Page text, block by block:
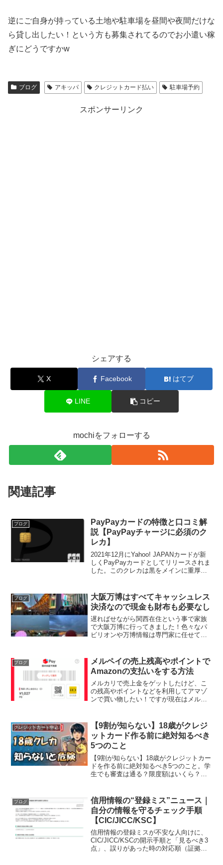
逆にご自身が持っている土地や駐車場を昼間や夜間だけな
ら貸し出したい！という方も募集されてるのでお小遣い稼
ぎにどうですかw
ブログ アキッパ クレジットカード払い 駐車場予約
スポンサーリンク
シェアする
X Facebook はてブ
LINE コピー
mochiをフォローする
関連記事
ブログ
PayPayカードの特徴と口コミ解
説【PayPayチャージに必須のク
レカ】
2021年12月にYahoo! JAPANカードが新
しくPayPayカードとしてリリースされま
した。このクレカは黒をメインに重厚感
進んでいる現代にピッタリのカードと言
え...
ブログ
大阪万博はすべてキャッシュレス
決済なので現金も財布も必要なし
遅ればせながら関西在住という事で家族
で大阪万博に行ってきました！色々なパ
ビリオンや万博情報は専門家に任せて、
事で自分の体験記をご紹介いたします。
まずは万博に行くため...
ブログ
メルペイの売上残高やポイントで
Amazonの支払いをする方法
メルカリで売上金をゲットしたけど、こ
の残高やポイントなどを利用してアマゾ
ンで買い物したい！ですが現在はメルペ
Amazonで欲しいものをメルペイ残高を利
用して購入して...
クレジットカード申込
【9割が知らない】18歳がクレジ
ットカード作る前に絶対知るべき
5つのこと
【9割が知らない】18歳がクレジットカー
ドを作る前に絶対知るべき5つのこと。学
生でも審査は通る？限度額はいくら？リ
解説。
ブログ
信用情報の“登録ミス”ニュース｜
自分の情報を守るチェック手順
【CIC/JICC/KSC】
信用情報の登録ミスが不安な人向けに、
CIC/JICC/KSCの開示手順と「見るべき3
点」、誤りがあった時の対応順（証拠保